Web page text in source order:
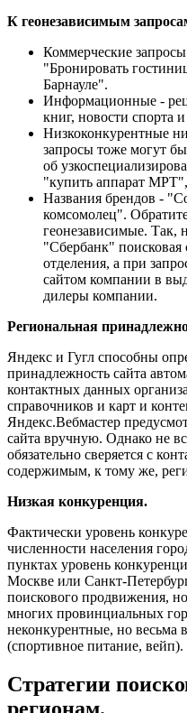
К геонезависимым
Коммерческие
"Бронировать
Барнауле".
Информационные -
книг, новости спорта и
Низкоконкурентные
запросы тоже могут
об
"купить аппарат
Названия брендов -
комсомолец".
геонезависимые. Так,
"Сбербанк"
отделения, а при
сайтом компании в
дилеры компании.
Региональная
Яндекс и Гугл способны
принадлежность сайта
контактных данных
справочников и карт и
Яндекс.Вебмастер
сайта вручную. Однако не
обязательно сверяется с
содержимым, к тому же,
Низкая конкуренция.
Фактически уровень
численности населения
пунктах уровень
Москве или Санкт-
поискового продвижения,
многих провинциальных
неконкурентные, но весьма
(спортивное питание, вейп).
Стратегии